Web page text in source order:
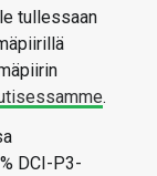
tullessaan
.
DCI-P3-